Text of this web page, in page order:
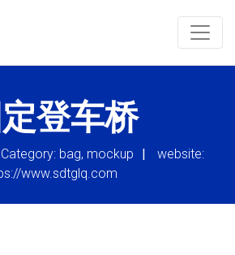
登车桥
Category: bag, mockup |
website:
www.sdtglq.com